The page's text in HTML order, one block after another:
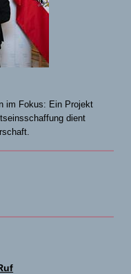
im Fokus: Ein Projekt
dient